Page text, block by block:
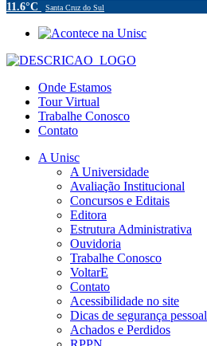
11.6°C Santa Cruz do Sul
Onde Estamos
Tour Virtual
Trabalhe Conosco
Contato
A Unisc
A Universidade
Avaliação Institucional
Concursos e Editais
Editora
Estrutura Administrativa
Ouvidoria
Trabalhe Conosco
VoltarE
Contato
Acessibilidade no site
Dicas de segurança pessoal
Achados e Perdidos